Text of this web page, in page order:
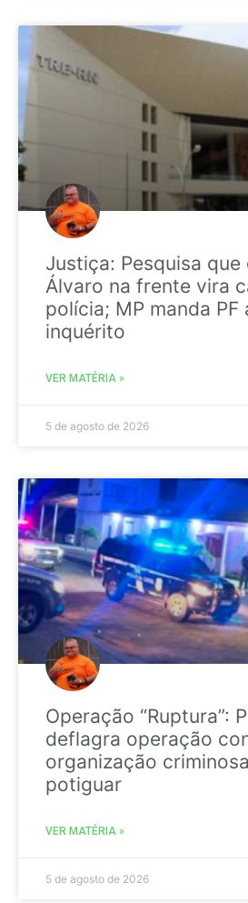
Justiça: Pesquisa
Álvaro na frente vira
polícia; MP manda PF
inquérito
VER MATÉRIA »
5 de agosto de 2026
Operação “Ruptura”:
deflagra operação
organização
potiguar
VER MATÉRIA »
5 de agosto de 2026